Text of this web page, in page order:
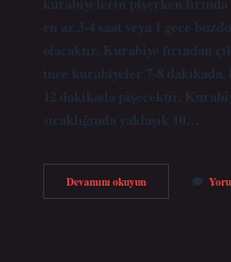
en az 3-4 saat veya 1 gece
olacaktır. Kurabiye fırından
ince kurabiyeler 7-8
12 dakikada pişecektir.
sıcaklığında yaklaşık 10…
Devamını okuyunAkşamdan
Yapılan